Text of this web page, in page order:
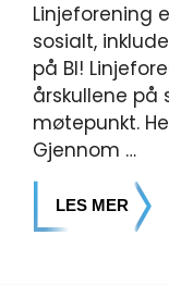
Linjeforening
sosialt,
på BI!
årskullene på
møtepunkt.
Gjennom …
LES MER